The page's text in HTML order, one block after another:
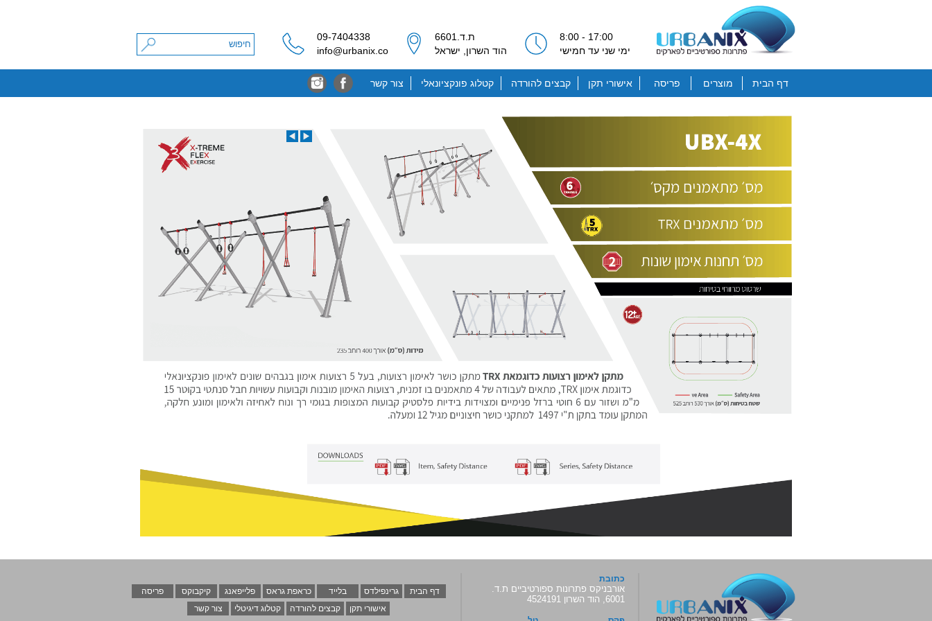
17:00 - 8:00
ימי שני עד חמישי
ת.ד.6601
הוד השרון, ישראל
09-7404338
info@urbanix.co
דף הבית מוצרים פריסה אישורי תקן קבצים להורדה קטלוג פונקציונאלי צור קשר
כתובת
אורבניקס פתרונות ספורטיביים ת.ד.
6001, הוד השרון 4524191
דף הבית גרינפילדס בלייד כראפת גראס פלייפאנג קיקבוקס פריסה
אישורי תקן קבצים להורדה קטלוג דיגיטלי צור קשר